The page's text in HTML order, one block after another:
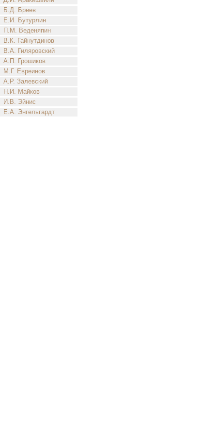
Б.Д. Бреев
Е.И. Бутурлин
П.М. Веденяпин
В.К. Гайнутдинов
В.А. Гиляровский
А.П. Грошиков
М.Г. Евреинов
А.Р. Залевский
Н.И. Майков
И.В. Эйнис
Е.А. Энгельгардт